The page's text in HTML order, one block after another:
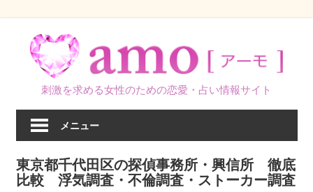
刺激を求める女性のための恋愛・占い情報サイト
メニュー
東京都千代田区の探偵事務所・興信所 徹底
比較 浮気調査・不倫調査・ストーカー調査